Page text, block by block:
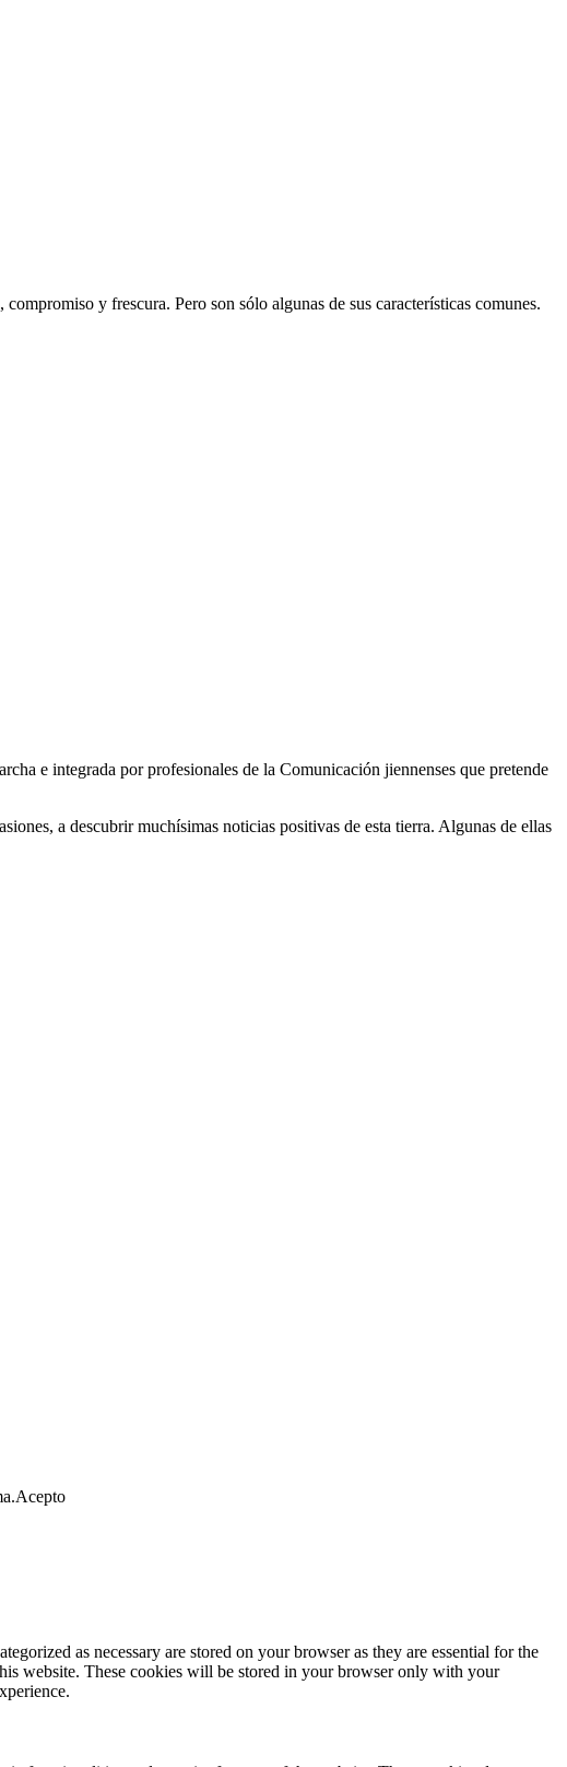
y frescura. Pero son sólo algunas de sus características comunes.
e integrada por profesionales de la Comunicación jiennenses que pretende
a descubrir muchísimas noticias positivas de esta tierra. Algunas de ellas
Acepto
as necessary are stored on your browser as they are essential for the
website. These cookies will be stored in your browser only with your